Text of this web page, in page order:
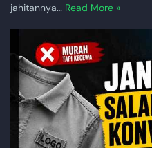
jahitannya… Read More »